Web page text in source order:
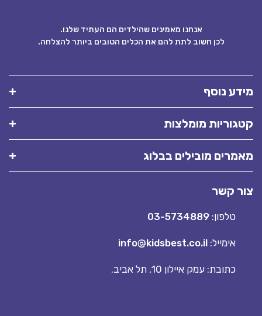
אנחנו מאמינים שהילדים הם העתיד שלנו.
לכן חשוב לתת להם את הכלים הטובים ביותר להצלחה.
נוסף
מומלצות
מובילים בבלוג
קשר
טלפון:03-5734889
אימייל:info@kidsbest.co.il
כתובת: עמק איילון 10, תל אביב.